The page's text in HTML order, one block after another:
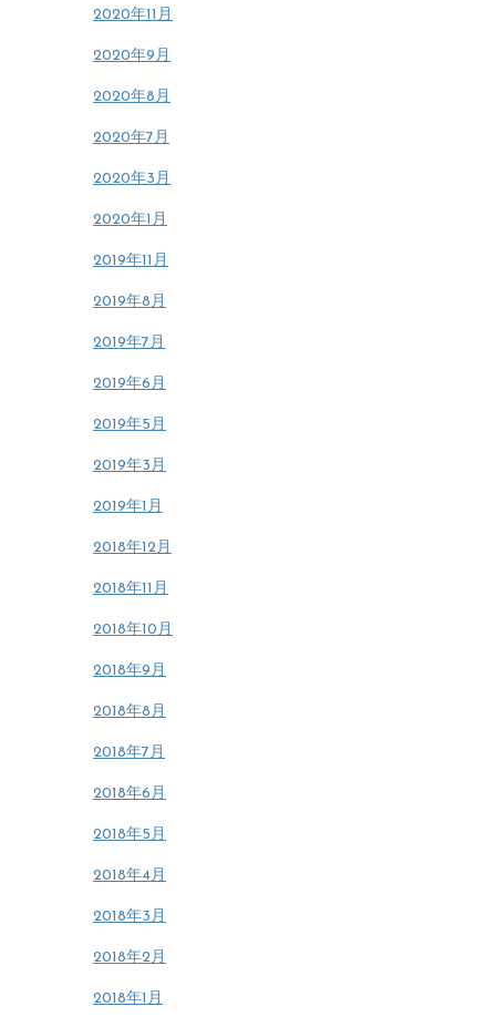
2020年11月
2020年9月
2020年8月
2020年7月
2020年3月
2020年1月
2019年11月
2019年8月
2019年7月
2019年6月
2019年5月
2019年3月
2019年1月
2018年12月
2018年11月
2018年10月
2018年9月
2018年8月
2018年7月
2018年6月
2018年5月
2018年4月
2018年3月
2018年2月
2018年1月